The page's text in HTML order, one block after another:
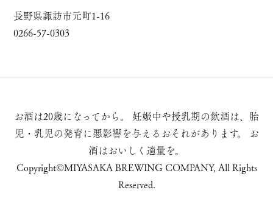
長野県諏訪市元町1-16
0266-57-0303
お酒は20歳になってから。
妊娠中や授乳期の飲酒は、胎
児・乳児の発育に悪影響を与えるおそれがあります。
お
酒はおいしく適量を。
Copyright©MIYASAKA BREWING COMPANY, All Rights
Reserved.